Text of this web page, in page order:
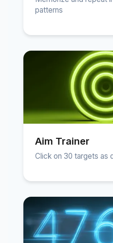
patterns
Aim Trainer
Click on 30 targets as